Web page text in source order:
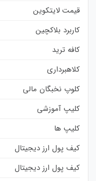
قیمت لایتکوین
کاربرد بلاکچین
کافه ترید
کلاهبرداری
کلوپ نخبگان مالی
کلیپ آموزشی
کلیپ ها
کیف پول ارز دیجیتال
کیف پول ارز دیجیتال